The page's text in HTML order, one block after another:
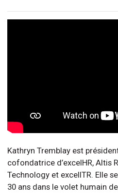
Kathryn Tremblay est
cofondatrice d’excelHR, Altis
Technology et excelITR. Elle
30 ans dans le volet humain